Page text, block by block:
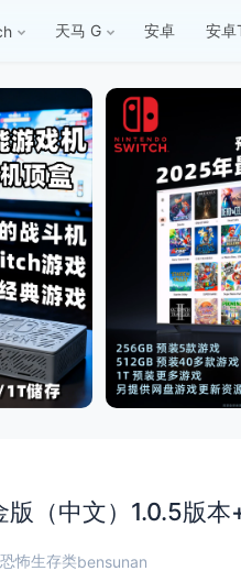
天马 G 安卓 安卓
版（中文）1.0.5版本
恐怖生存类bensunan